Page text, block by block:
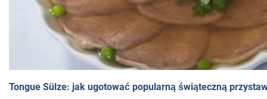
Tongue Sülze: jak ugotować popularną świąteczną